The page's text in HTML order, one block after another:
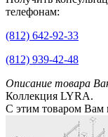
телефонам:
(812) 642-92-33
(812) 939-42-48
Описание товара
Коллекция LYRA.
С этим товаром Вам